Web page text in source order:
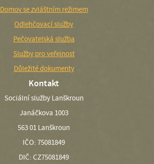
Domov se zvláštním režimem
Odlehčovací služby
Pečovatelská služba
Služby pro veřejnost
Důležité dokumenty
Kontakt
Sociální služby Lanškroun
Janáčkova 1003
563 01 Lanškroun
IČO: 75081849
DIČ: CZ75081849